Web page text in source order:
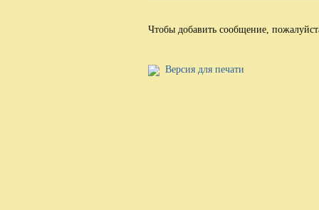
Чтобы добавить сообщение,
Версия для печати